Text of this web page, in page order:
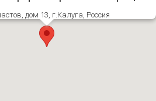
дом 13, г.Калуга, Россия